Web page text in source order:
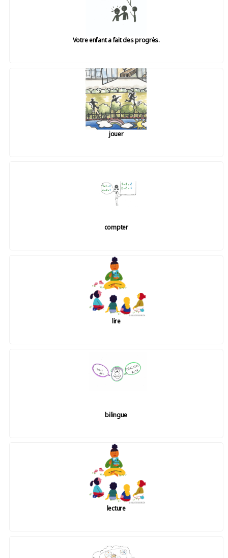
Votre enfant a fait des progrès.
jouer
compter
lire
bilingue
lecture